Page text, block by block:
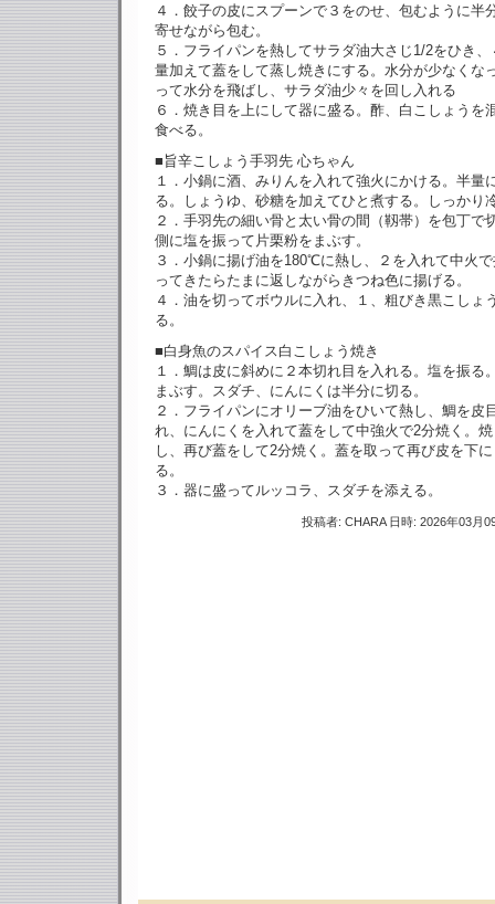
４．餃子の皮にスプーンで３をのせ、包むように半
寄せながら包む。
５．フライパンを熱してサラダ油大さじ1/2をひき
量加えて蓋をして蒸し焼きにする。水分が少なくな
って水分を飛ばし、サラダ油少々を回し入れる
６．焼き目を上にして器に盛る。酢、白こしょうを
食べる。
■旨辛こしょう手羽先 心ちゃん
１．小鍋に酒、みりんを入れて強火にかける。半量
る。しょうゆ、砂糖を加えてひと煮する。しっか
２．手羽先の細い骨と太い骨の間（靱帯）を包丁で
側に塩を振って片栗粉をまぶす。
３．小鍋に揚げ油を180℃に熱し、２を入れて中火
ってきたらたまに返しながらきつね色に揚げる。
４．油を切ってボウルに入れ、１、粗びき黒こしょ
る。
■白身魚のスパイス白こしょう焼き
１．鯛は皮に斜めに２本切れ目を入れる。塩を振る
まぶす。スダチ、にんにくは半分に切る。
２．フライパンにオリーブ油をひいて熱し、鯛を皮
れ、にんにくを入れて蓋をして中強火で2分焼く。
し、再び蓋をして2分焼く。蓋を取って再び皮を下
る。
３．器に盛ってルッコラ、スダチを添える。
投稿者: CHARA 日時: 2026年03月